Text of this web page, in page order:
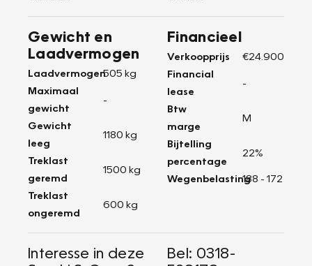
Gewicht en
Laadvermogen
Laadvermogen505 kg
Maximaal
gewicht
-
Gewicht
leeg
1180 kg
Treklast
geremd
1500 kg
Treklast
ongeremd
600 kg
Financieel
Verkoopprijs
€24.900
Financial
lease
-
Btw
marge
M
Bijtelling
percentage
22%
Wegenbelasting188 - 172
Interesse in deze
Bel: 0318-